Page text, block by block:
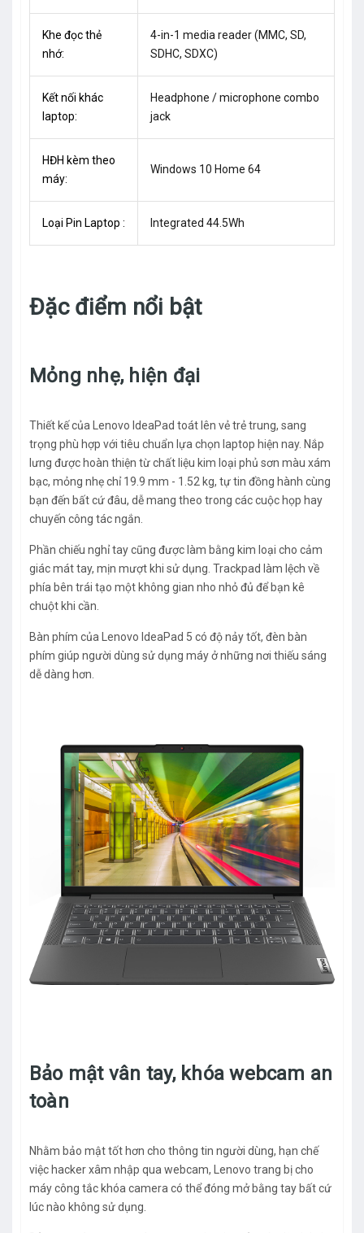
Khe đọc thẻ
nhớ:
4-in-1 media reader (MMC, SD,
SDHC, SDXC)
Kết nối khác
laptop:
Headphone / microphone combo
jack
HĐH kèm theo
máy:
Windows 10 Home 64
Loại Pin Laptop : Integrated 44.5Wh
Đặc điểm nổi bật
Mỏng nhẹ, hiện đại
Thiết kế của Lenovo IdeaPad toát lên vẻ trẻ trung, sang
trọng phù hợp với tiêu chuẩn lựa chọn laptop hiện nay. Nắp
lưng được hoàn thiện từ chất liệu kim loại phủ sơn màu xám
bạc, mỏng nhẹ chỉ 19.9 mm - 1.52 kg, tự tin đồng hành cùng
bạn đến bất cứ đâu, dễ mang theo trong các cuộc họp hay
chuyến công tác ngắn.
Phần chiếu nghỉ tay cũng được làm bằng kim loại cho cảm
giác mát tay, mịn mượt khi sử dụng. Trackpad làm lệch về
phía bên trái tạo một không gian nho nhỏ đủ để bạn kê
chuột khi cần.
Bàn phím của Lenovo IdeaPad 5 có độ nảy tốt, đèn bàn
phím giúp người dùng sử dụng máy ở những nơi thiếu sáng
dễ dàng hơn.
Bảo mật vân tay, khóa webcam an
toàn
Nhằm bảo mật tốt hơn cho thông tin người dùng, hạn chế
việc hacker xâm nhập qua webcam, Lenovo trang bị cho
máy công tắc khóa camera có thể đóng mở bằng tay bất cứ
lúc nào không sử dụng.